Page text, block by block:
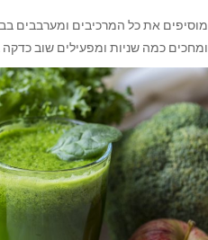
מוסיפים את כל המרכיבים ומערבבים
ומחכים כמה שניות ומפעילים שוב